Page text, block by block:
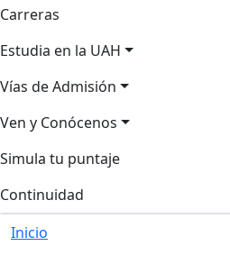
Carreras
Estudia en la UAH
Vías de Admisión
Ven y Conócenos
Simula tu puntaje
Continuidad
Inicio